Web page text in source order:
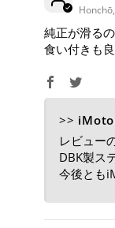
Honchō,
純正が滑る
食い付きも
>>
レビュー
DBK製ス
今後とも